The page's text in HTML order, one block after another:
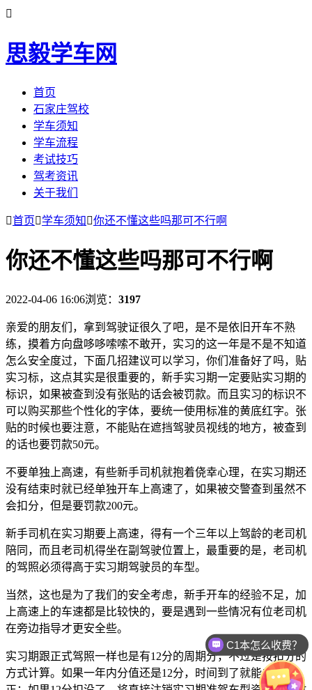

思毅学车网
首页
石家庄驾校
学车须知
学车流程
考试技巧
驾考资讯
关于我们
首页学车须知 你还不懂这些吗那可不行啊
你还不懂这些吗那可不行啊
2022-04-06 16:06浏览： 3197
亲爱的朋友们，拿到驾驶证很久了吧，是不是依旧开车不熟
练，摸着方向盘哆哆嗦嗦不敢开，实习的这一年是不是不知道
怎么安全度过，下面几招建议可以学习，你们准备好了吗，贴
实习标，这点其实是很重要的，新手实习期一定要贴实习期的
标识，如果被查到没有张贴的话会被罚款。而且实习的标识不
可以购买那些个性化的字体，要统一使用标准的黄底红字。张
贴的时候也要注意，不能贴在遮挡驾驶员视线的地方，被查到
的话也要罚款50元。
不要单独上高速，有些新手司机就抱着侥幸心理，在实习期还
没有结束时就已经单独开车上高速了，如果被交警查到虽然不
会扣分，但是要罚款200元。
新手司机在实习期要上高速，得有一个三年以上驾龄的老司机
陪同，而且老司机得坐在副驾驶位置上，最重要的是，老司机
的驾照必须得高于实习期驾驶员的车型。
当然，这也是为了我们的安全考虑，新手开车的经验不足，加
上高速上的车速都是比较快的，要是遇到一些情况有位老司机
在旁边指导才更安全些。
实习期跟正式驾照一样也是有12分的周期分，不过是按扣分的
方式计算。如果一年内分值还是12分，时间到了就能成功转
C1本怎么收费？